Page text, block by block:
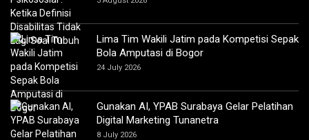
Lima Tim Wakili Jatim pada Kompetisi Sepak
Bola Amputasi di Bogor
24 July 2026
Gunakan AI, YPAB Surabaya Gelar Pelatihan
Digital Marketing Tunanetra
8 July 2026